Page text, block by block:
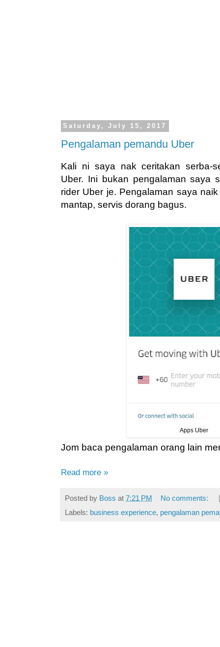
Saturday, July 15, 2017
Pengalaman pemandu Uber
Kali ni saya nak ceritakan serba-
Uber. Ini bukan pengalaman saya
rider Uber je. Pengalaman saya
mantap, servis dorang bagus.
Apps Uber
Jom baca pengalaman orang lain
Read more »
Posted by Boss at 7:21 PM
No comments:
Labels: business experience, pengalaman